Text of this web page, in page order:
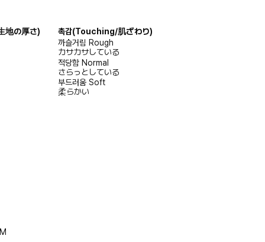
の厚さ) 촉감(Touching/肌ざわり)
까슬거림 Rough
カサカサしている
적당함 Normal
さらっとしている
부드러움 Soft
柔らかい